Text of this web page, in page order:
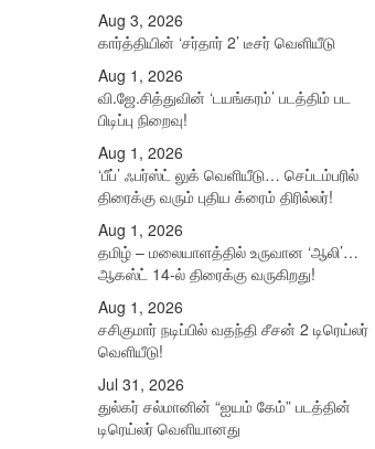
Aug 3, 2026
கார்த்தியின் ‘சர்தார் 2’ டீசர் வெளியீடு
Aug 1, 2026
வி.ஜே.சித்துவின் ‘டயங்கரம்’ படத்திம் பட
பிடிப்பு நிறைவு!
Aug 1, 2026
‘பீப்’ ஃபர்ஸ்ட் லுக் வெளியீடு… செப்டம்பரில்
திரைக்கு வரும் புதிய க்ரைம் திரில்லர்!
Aug 1, 2026
தமிழ் – மலையாளத்தில் உருவான ‘ஆலி’…
ஆகஸ்ட் 14-ல் திரைக்கு வருகிறது!
Aug 1, 2026
சசிகுமார் நடிப்பில் வதந்தி சீசன் 2 டிரெய்லர்
வெளியீடு!
Jul 31, 2026
துல்கர் சல்மானின் “ஐயம் கேம்” படத்தின்
டிரெய்லர் வெளியானது